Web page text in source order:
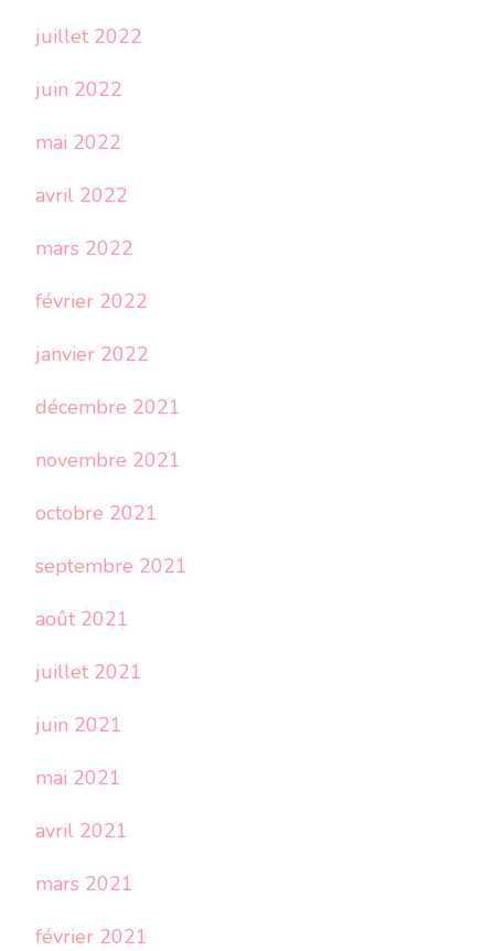
juillet 2022
juin 2022
mai 2022
avril 2022
mars 2022
février 2022
janvier 2022
décembre 2021
novembre 2021
octobre 2021
septembre 2021
août 2021
juillet 2021
juin 2021
mai 2021
avril 2021
mars 2021
février 2021